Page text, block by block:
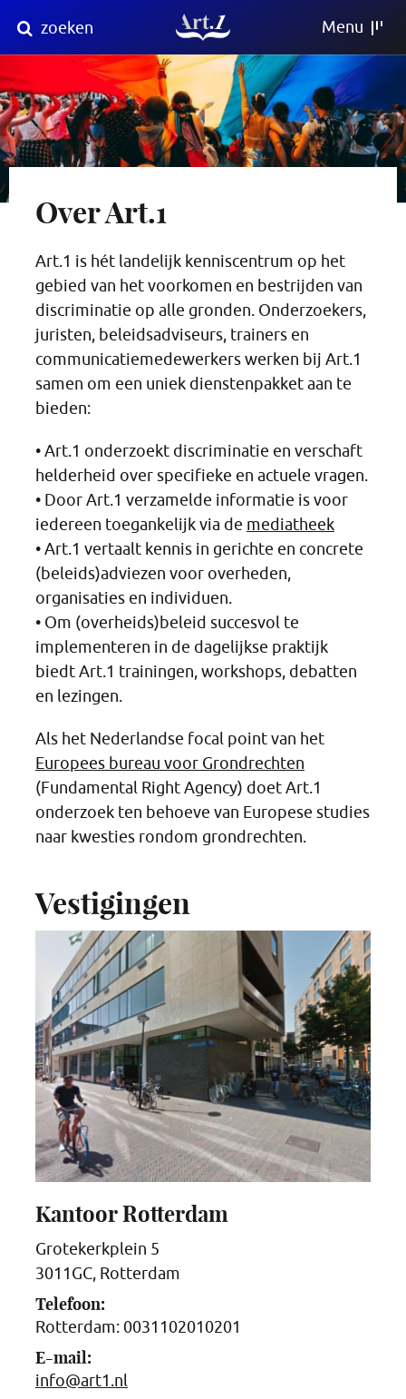
naar
content
zoeken Menu
Over Art.1
Art.1 is hét landelijk kenniscentrum op het
gebied van het voorkomen en bestrijden van
discriminatie op alle gronden. Onderzoekers,
juristen, beleidsadviseurs, trainers en
communicatiemedewerkers werken bij Art.1
samen om een uniek dienstenpakket aan te
bieden:
• Art.1 onderzoekt discriminatie en verschaft
helderheid over specifieke en actuele vragen.
• Door Art.1 verzamelde informatie is voor
iedereen toegankelijk via de mediatheek
• Art.1 vertaalt kennis in gerichte en concrete
(beleids)adviezen voor overheden,
organisaties en individuen.
• Om (overheids)beleid succesvol te
implementeren in de dagelijkse praktijk
biedt Art.1 trainingen, workshops, debatten
en lezingen.
Als het Nederlandse focal point van het
Europees bureau voor Grondrechten
(Fundamental Right Agency) doet Art.1
onderzoek ten behoeve van Europese studies
naar kwesties rondom grondrechten.
Vestigingen
Kantoor Rotterdam
Grotekerkplein 5
3011GC, Rotterdam
Telefoon:
Rotterdam: 0031102010201
E-mail:
info@art1.nl